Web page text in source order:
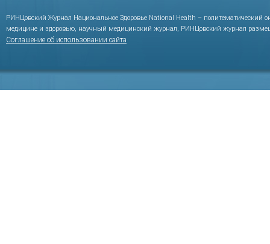
РИНЦовский Журнал Национальное Здоровье National Health –
медицине и здоровью, научный медицинский журнал, РИНЦовский журнал
Соглашение об использовании сайта